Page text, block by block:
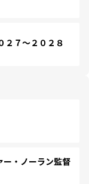
７～２０２８
・ノーラン監督